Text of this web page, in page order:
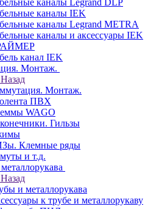
каналы IEK
каналы Legrand METRA
каналы и аксессуары IEK
канал IEK
Монтаж.
Назад
Монтаж.
ПВХ
WAGO
Гильзы
Клемные ряды
и т.д.
Назад
и металлорукава
к трубе и металлорукаву